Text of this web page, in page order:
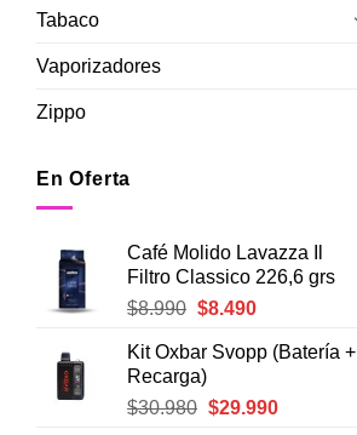
Tabaco
Vaporizadores
Zippo
En Oferta
Café Molido Lavazza Il
Filtro Classico 226,6 grs
$8.990 El
original
era:
$8.990.
$8.490El
actual
$8.490.
Kit Oxbar Svopp (Batería +
Recarga)
$30.980 El
$29.990El